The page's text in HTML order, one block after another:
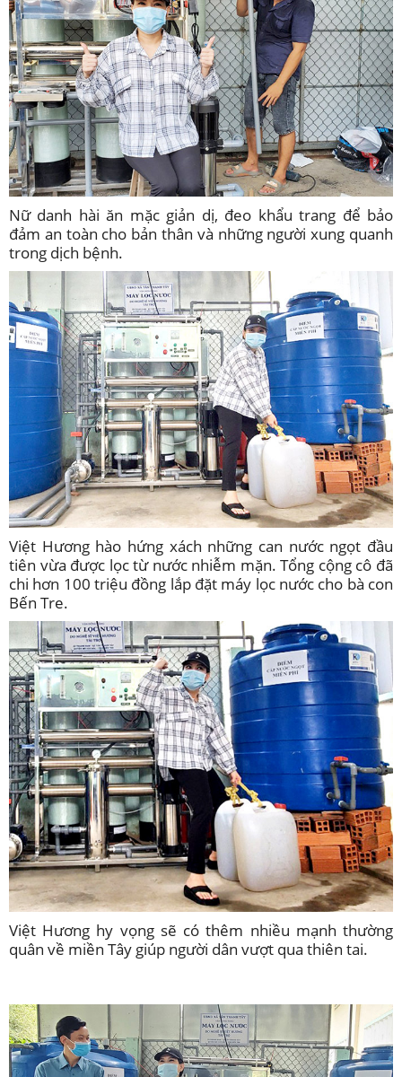
Nữ danh hài ăn mặc giản dị, đeo khẩu trang để bảo
đảm an toàn cho bản thân và những người xung quanh
trong dịch bệnh.
Việt Hương hào hứng xách những can nước ngọt đầu
tiên vừa được lọc từ nước nhiễm mặn. Tổng cộng cô đã
chi hơn 100 triệu đồng lắp đặt máy lọc nước cho bà con
Bến Tre.
Việt Hương hy vọng sẽ có thêm nhiều mạnh thường
quân về miền Tây giúp người dân vượt qua thiên tai.